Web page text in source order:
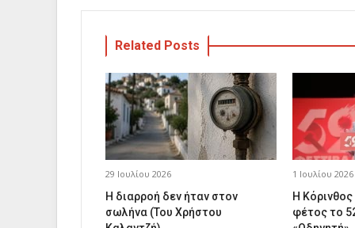
Related Posts
29 Ιουλίου 2026
Η διαρροή δεν ήταν στον
σωλήνα (Του Χρήστου
1 Ιουλίου 2026
Η
φέτος το